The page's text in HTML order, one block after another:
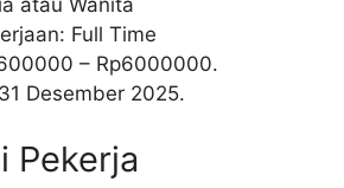
atau Wanita
Full Time
– Rp6000000.
Desember 2025.
Pekerja